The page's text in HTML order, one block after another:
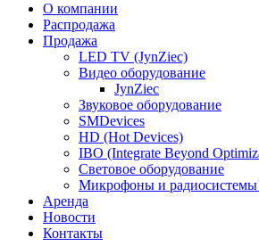
О компании
Распродажа
Продажа
LED TV (JynZiec)
Видео оборудование
JynZiec
Звуковое оборудование
SMDevices
HD (Hot Devices)
IBO (Integrate Beyond
Световое оборудование
Микрофоны и радиосистемы
Аренда
Новости
Контакты